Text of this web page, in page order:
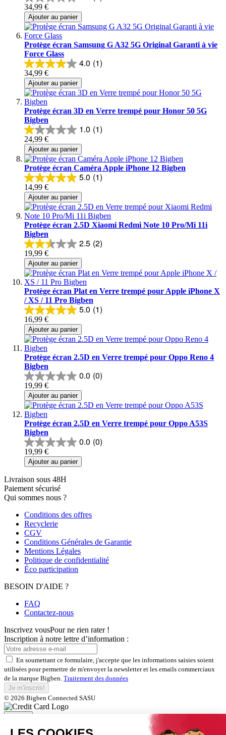
34,99 €
Ajouter au panier
Protège écran Samsung G A32 5G Original Garanti à vie
Force Glass
4.0 (1)
34,99 €
Ajouter au panier
Protège écran 3D en Verre trempé pour Honor 50 5G
Bigben
1.0 (1)
24,99 €
Ajouter au panier
Protège écran Caméra Apple iPhone 12 Bigben
5.0 (1)
14,99 €
Ajouter au panier
Protège écran 2.5D Xiaomi Redmi Note 10 Pro/Mi 11i
Bigben
2.5 (2)
19,99 €
Ajouter au panier
Protège écran Plat en Verre trempé pour Apple iPhone X
/ XS / 11 Pro Bigben
5.0 (1)
16,99 €
Ajouter au panier
Protège écran 2.5D en Verre trempé pour Oppo Reno 4
Bigben
0.0 (0)
19,99 €
Ajouter au panier
Protège écran 2.5D en Verre trempé pour Oppo A53S
Bigben
0.0 (0)
19,99 €
Ajouter au panier
Livraison sous 48H
Paiement sécurisé
Qui sommes nous ?
Conditions des offres
Recyclerie
CGV
Conditions Générales de Garantie
Mentions Légales
Politique de confidentialité
Éco participation
BESOIN D'AIDE ?
FAQ
Contactez-nous
Inscrivez vousPour ne rien rater !
Inscription à notre lettre d’information :
En soumettant ce formulaire, j'accepte que les informations saisies soient
utilisées pour permettre de m'envoyer la newsletter et les emails commerciaux
de la marque Bigben. Traitement des données
Je m'inscris!
© 2026 Bigben Connected SASU